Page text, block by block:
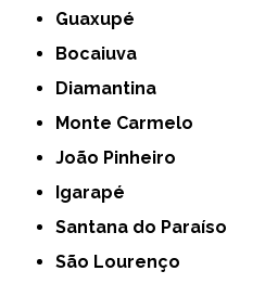
Guaxupé
Bocaiuva
Diamantina
Monte Carmelo
João Pinheiro
Igarapé
Santana do Paraíso
São Lourenço